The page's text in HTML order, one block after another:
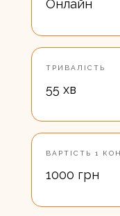
Онлайн
ТРИВАЛІСТЬ
55 хв
ВАРТІСТЬ 1
1000 грн